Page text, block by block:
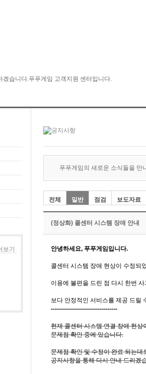
푸푸게임의 새로운 소식들을 만
전체 일반 점검 보도자료
(정상화) 콜센터 시스템 장애 안내
안녕하세요, 푸푸게임입니다.
콜센터 시스템 장애 현상이 수정되
이용에 불편을 드린 점 다시 한번
보다 안정적인 서비스를 제공 드릴
---------------------------------
현재 콜센터 시스템 연결 장애 현상
문제점 확인 중에 있습니다.
문제점 확인 및 수정이 완료 되는대
공지사항을 통해 다시 안내 드리겠